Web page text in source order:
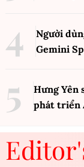
Người
Gemini
Hưng Yên
phát triển